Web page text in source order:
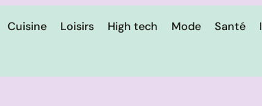
Cuisine Loisirs High tech Mode Santé